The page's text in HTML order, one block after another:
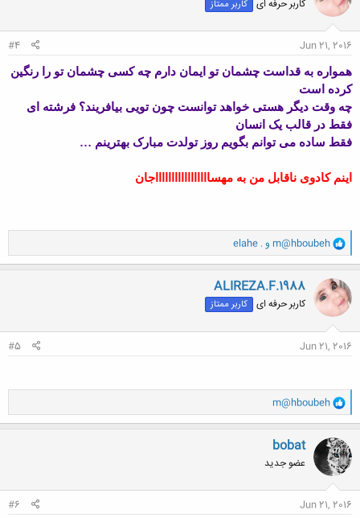
ه
ا
کاربر حرفه ای کاربر ممتاز
Jun 21, 2016
#4
همواره به قداست چشمان تو ایمان دارم چه کسی چشمان تو را رنگین
کرده است
چه وقت دیگر هستی خواهد توانست چون تویی بیافریند؟ فرشته ای
فقط در قالب یک انسان
فقط ساده می توانم بگویم روز تولدت مبارک بهترینم …
اینم کادوی ناقابل من به مهساااااااااااااااااجان
و
ا
ک
ن
ش
ه
ا
m@hboubeh وelahe .
ALIREZA.F.1988
کاربر حرفه ای کاربر ممتاز
Jun 21, 2016
#5
و
ا
ک
ن
ش
ه
ا
m@hboubeh
bobat
عضو جدید
Jun 21, 2016
#6